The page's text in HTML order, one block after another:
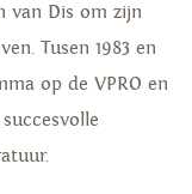
van Dis om zijn
Tusen 1983 en
op de VPRO en